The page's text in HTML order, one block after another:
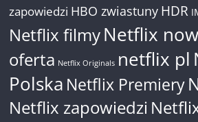
zapowiedzi HBO zwiastuny HDR
Netflix filmyNetflix
oferta Netflix Originals netflix pl
Polska Netflix Premiery
Netflix zapowiedzi